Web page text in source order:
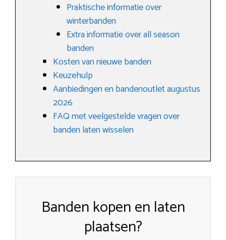
Praktische informatie over
winterbanden
Extra informatie over all season
banden
Kosten van nieuwe banden
Keuzehulp
Aanbiedingen en bandenoutlet augustus
2026
FAQ met veelgestelde vragen over
banden laten wisselen
Banden kopen en laten
plaatsen?